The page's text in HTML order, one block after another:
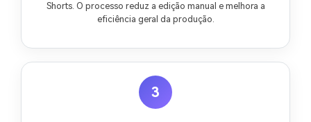
Shorts. O processo reduz a edição manual e melhora a
eficiência geral da produção.
3